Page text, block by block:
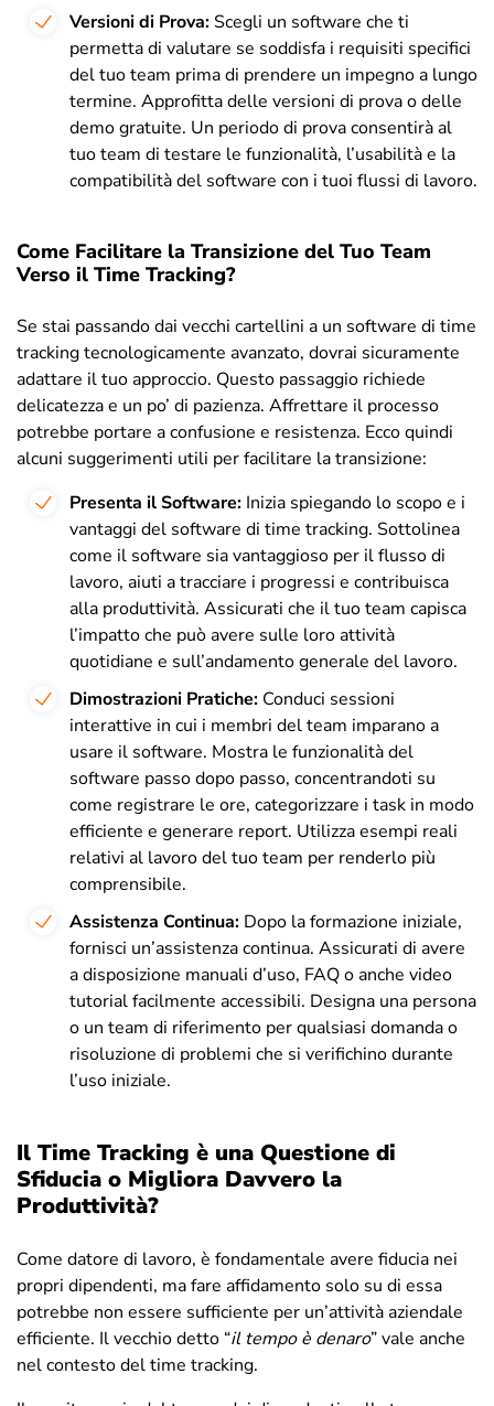
Versioni di Prova: Scegli un software che ti
permetta di valutare se soddisfa i requisiti specifici
del tuo team prima di prendere un impegno a lungo
termine. Approfitta delle versioni di prova o delle
demo gratuite. Un periodo di prova consentirà al
tuo team di testare le funzionalità, l’usabilità e la
compatibilità del software con i tuoi flussi di lavoro.
Come Facilitare la Transizione del Tuo Team
Verso il Time Tracking?
Se stai passando dai vecchi cartellini a un software di time
tracking tecnologicamente avanzato, dovrai sicuramente
adattare il tuo approccio. Questo passaggio richiede
delicatezza e un po’ di pazienza. Affrettare il processo
potrebbe portare a confusione e resistenza. Ecco quindi
alcuni suggerimenti utili per facilitare la transizione:
Presenta il Software: Inizia spiegando lo scopo e i
vantaggi del software di time tracking. Sottolinea
come il software sia vantaggioso per il flusso di
lavoro, aiuti a tracciare i progressi e contribuisca
alla produttività. Assicurati che il tuo team capisca
l’impatto che può avere sulle loro attività
quotidiane e sull’andamento generale del lavoro.
Dimostrazioni Pratiche: Conduci sessioni
interattive in cui i membri del team imparano a
usare il software. Mostra le funzionalità del
software passo dopo passo, concentrandoti su
come registrare le ore, categorizzare i task in modo
efficiente e generare report. Utilizza esempi reali
relativi al lavoro del tuo team per renderlo più
comprensibile.
Assistenza Continua: Dopo la formazione iniziale,
fornisci un’assistenza continua. Assicurati di avere
a disposizione manuali d’uso, FAQ o anche video
tutorial facilmente accessibili. Designa una persona
o un team di riferimento per qualsiasi domanda o
risoluzione di problemi che si verifichino durante
l’uso iniziale.
Il Time Tracking è una Questione di
Sfiducia o Migliora Davvero la
Produttività?
Come datore di lavoro, è fondamentale avere fiducia nei
propri dipendenti, ma fare affidamento solo su di essa
potrebbe non essere sufficiente per un’attività aziendale
efficiente. Il vecchio detto “il tempo è denaro” vale anche
nel contesto del time tracking.